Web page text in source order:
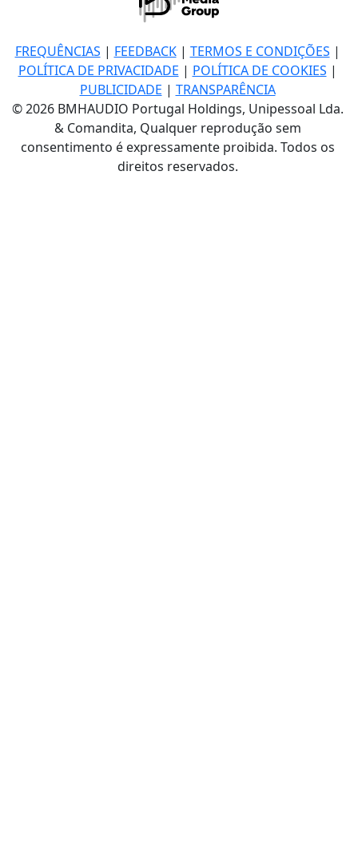
FREQUÊNCIAS | FEEDBACK| TERMOS E CONDIÇÕES |
POLÍTICA DE PRIVACIDADE | POLÍTICA DE COOKIES |
PUBLICIDADE | TRANSPARÊNCIA
© 2026 BMHAUDIO Portugal Holdings, Unipessoal Lda.
& Comandita, Qualquer reprodução sem
consentimento é expressamente proibida. Todos os
direitos reservados.